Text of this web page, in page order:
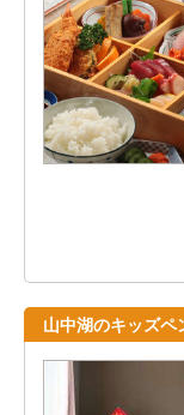
山中湖のキッズ